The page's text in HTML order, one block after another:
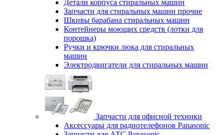
Детали корпуса стиральных машин
Запчасти для стиральных машин прочие
Шкивы барабана стиральных машин
Контейнеры моющих средств (лотки для
порошка)
Ручки и крючки люка для стиральных
машин
Электродвигатели для стиральных машин
Запчасти для офисной техники
Аксессуары для радиотелефонов Panasonic